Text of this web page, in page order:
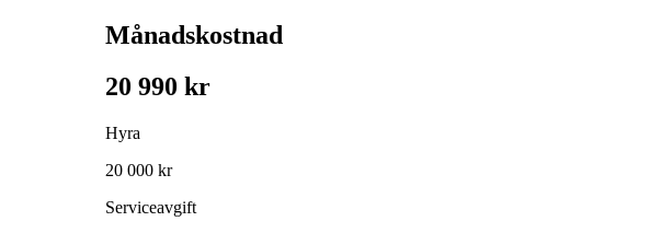
Månadskostnad
20 990 kr
Hyra
20 000 kr
Serviceavgift